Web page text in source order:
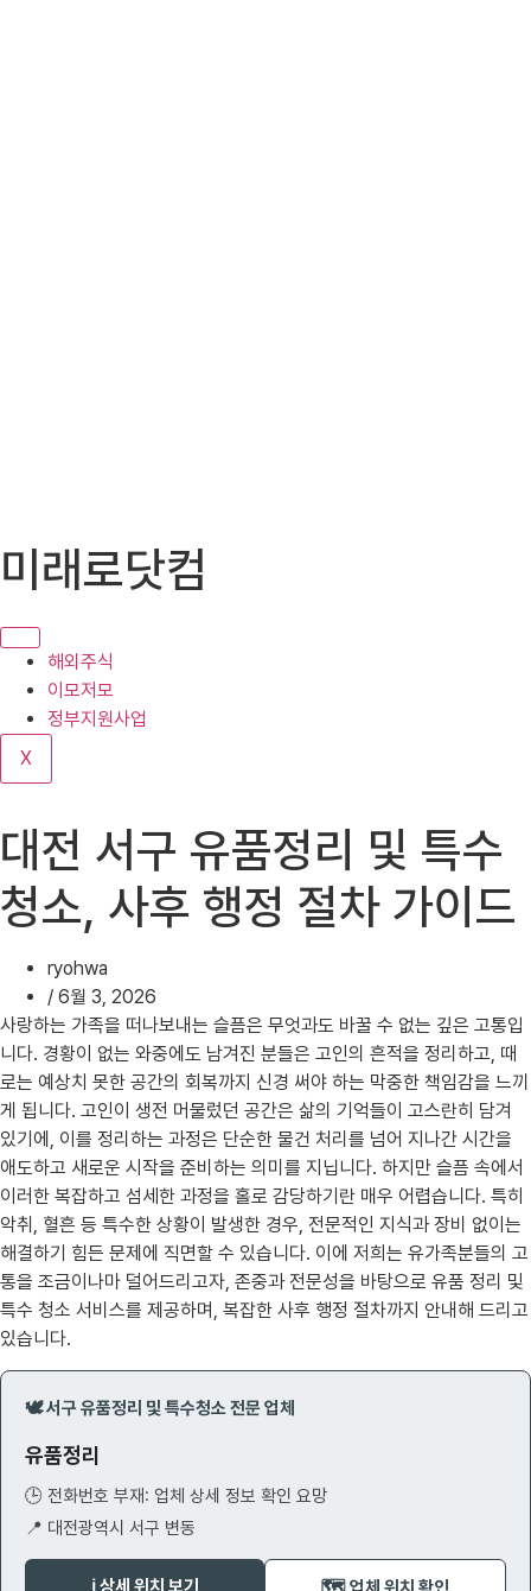
텐
로
기
미래로닷컴
해외주식
이모저모
정부지원사업
X
대전 서구 유품정리 및 특수
청소, 사후 행정 절차 가이드
ryohwa
/ 6월 3, 2026
사랑하는 가족을 떠나보내는 슬픔은 무엇과도 바꿀 수 없는 깊은 고통입
니다. 경황이 없는 와중에도 남겨진 분들은 고인의 흔적을 정리하고, 때
로는 예상치 못한 공간의 회복까지 신경 써야 하는 막중한 책임감을 느끼
게 됩니다. 고인이 생전 머물렀던 공간은 삶의 기억들이 고스란히 담겨
있기에, 이를 정리하는 과정은 단순한 물건 처리를 넘어 지나간 시간을
애도하고 새로운 시작을 준비하는 의미를 지닙니다. 하지만 슬픔 속에서
이러한 복잡하고 섬세한 과정을 홀로 감당하기란 매우 어렵습니다. 특히
악취, 혈흔 등 특수한 상황이 발생한 경우, 전문적인 지식과 장비 없이는
해결하기 힘든 문제에 직면할 수 있습니다. 이에 저희는 유가족분들의 고
통을 조금이나마 덜어드리고자, 존중과 전문성을 바탕으로 유품 정리 및
특수 청소 서비스를 제공하며, 복잡한 사후 행정 절차까지 안내해 드리고
있습니다.
🕊️ 서구 유품정리 및 특수청소 전문 업체
유품정리
🕒 전화번호 부재: 업체 상세 정보 확인 요망
📍 대전광역시 서구 변동
ℹ️ 상세 위치 보기